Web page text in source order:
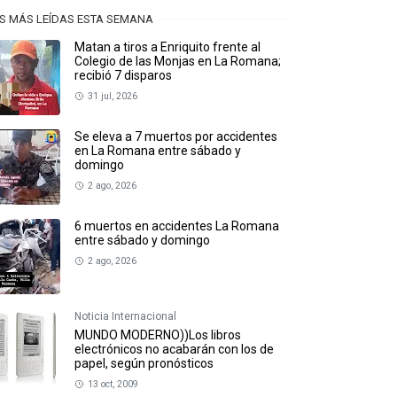
MÁS LEÍDAS ESTA SEMANA
Matan a tiros a Enriquito frente al
Colegio de las Monjas en La Romana;
recibió 7 disparos
31 jul, 2026
Se eleva a 7 muertos por accidentes
en La Romana entre sábado y
domingo
2 ago, 2026
6 muertos en accidentes La Romana
entre sábado y domingo
2 ago, 2026
Noticia Internacional
MUNDO MODERNO))Los libros
electrónicos no acabarán con los de
papel, según pronósticos
13 oct, 2009